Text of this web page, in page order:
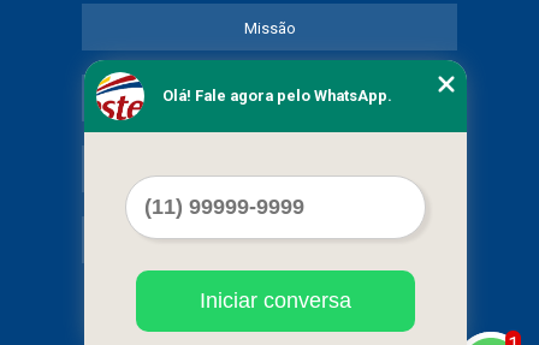
Missão
Serviços
Mapa do site
Olá! Fale agora pelo WhatsApp.
Iniciar conversa